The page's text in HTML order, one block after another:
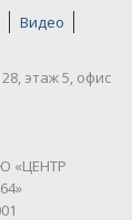
Видео
этаж 5, офис
«ЦЕНТР